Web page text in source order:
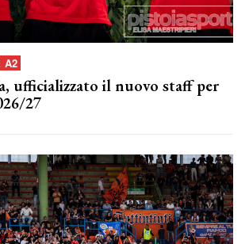
A2
ufficializzato il nuovo staff per
27